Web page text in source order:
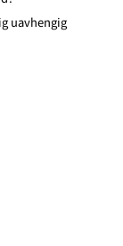
uavhengig